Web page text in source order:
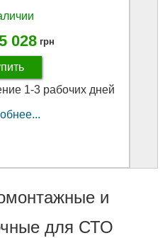
028 грн
1-3 рабочих дней
и
для СТО